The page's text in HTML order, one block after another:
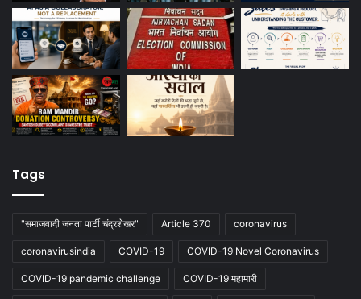
Tags
"समाजवादी जनता पार्टी चंद्रशेखर" Article 370 coronavirus
coronavirusindia COVID-19 COVID-19 Novel Coronavirus
COVID-19 pandemic challenge COVID-19 महामारी